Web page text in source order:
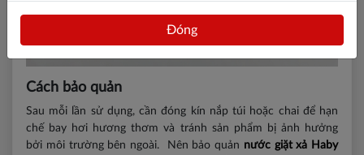
Cách bảo quản
Sau mỗi lần sử dụng, cần đóng kín nắp túi hoặc chai để hạn
chế bay hơi hương thơm và tránh sản phẩm bị ảnh hưởng
bởi môi trường bên ngoài. Nên bảo quản nước giặt xả Haby
Đóng